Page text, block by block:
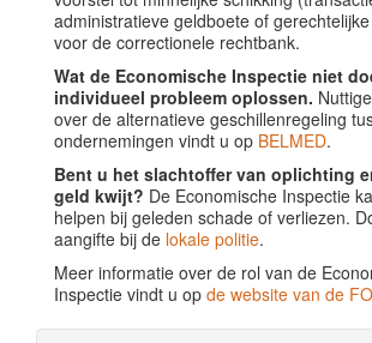
administratieve geldboete of
voor de correctionele rechtbank.
Wat de Economische Inspectie niet
individueel probleem oplossen.
over de alternatieve geschillenregeling
ondernemingen vindt u op BELMED.
Bent u het slachtoffer van oplichting
geld kwijt? De Economische Inspectie
helpen bij geleden schade of verliezen.
aangifte bij de lokale politie.
Meer informatie over de rol van de
Inspectie vindt u op de website van de